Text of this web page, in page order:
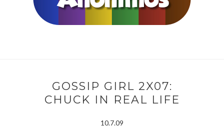
GOSSIP GIRL 2X07:
CHUCK IN REAL LIFE
10.7.09